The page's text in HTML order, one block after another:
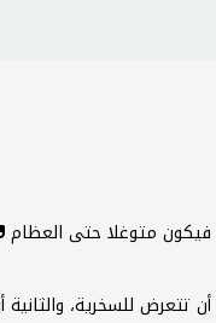
فيكون متوغلا حتى العظام
تتعرض للسخرية،